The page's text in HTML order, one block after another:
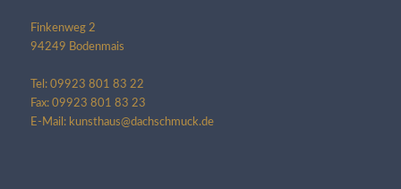
Finkenweg 2
94249 Bodenmais
Tel: 09923 801 83 22
Fax: 09923 801 83 23
E-Mail: kunsthaus@dachschmuck.de